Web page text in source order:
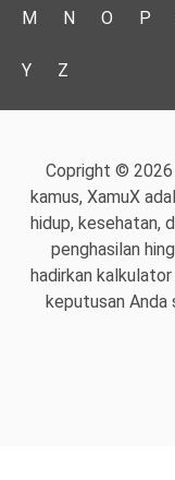
M N O P
Y Z
Copright © 2026
kamus, XamuX
hidup, kesehatan,
penghasilan
hadirkan
keputusan Anda